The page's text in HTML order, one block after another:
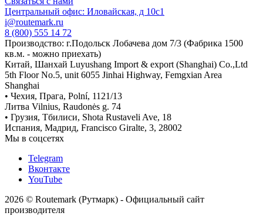
Центральный офис: Иловайская, д 10с1
i@routemark.ru
8 (800) 555 14 72
Производство: г.Подольск Лобачева дом 7/3 (Фабрика 1500
кв.м. - можно приехать)
Китай, Шанхай Luyushang Import & export (Shanghai) Co.,Ltd
5th Floor No.5, unit 6055 Jinhai Highway, Femgxian Area
Shanghai
• Чехия, Прага, Polní, 1121/13
Литва Vilnius, Raudonės g. 74
• Грузия, Тбилиси, Shota Rustaveli Ave, 18
Испания, Мадрид, Francisco Giralte, 3, 28002
Мы в соцсетях
Telegram
Вконтакте
YouTube
2026 © Routemark (Рутмарк) - Официальный сайт
производителя